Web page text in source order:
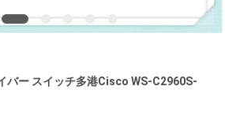
バー スイッチ多港Cisco WS-C2960S-